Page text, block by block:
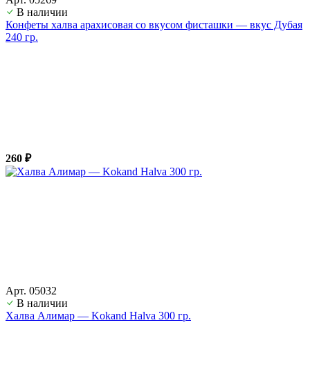
В наличии
Конфеты халва арахисовая со вкусом фисташки — вкус Дубая
240 гр.
260 ₽
Арт. 05032
В наличии
Халва Алимар — Kokand Halva 300 гр.